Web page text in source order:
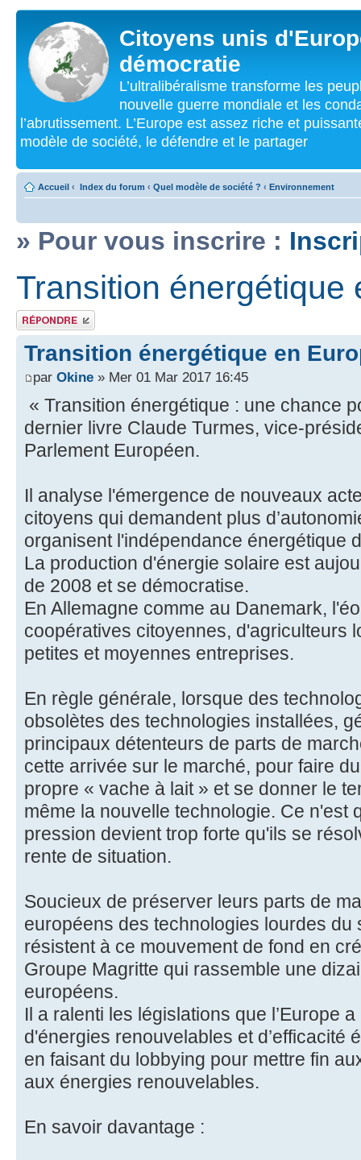
Citoyens unis
démocratie
L’ultralibéralisme transforme les
nouvelle guerre mondiale et les
l’abrutissement. L’Europe est assez riche et
modèle de société, le défendre et le partager
Accueil ‹ Index du forum ‹ Quel modèle de société ? ‹ Environnement
» Pour vous inscrire :
Transition énergétique
Répondre
Transition énergétique en
par Okine » Mer 01 Mar 2017 16:45
« Transition énergétique : une chance
dernier livre Claude Turmes, vice-
Parlement Européen.
Il analyse l'émergence de nouveaux
citoyens qui demandent plus
organisent l'indépendance énergétique
La production d'énergie solaire est
de 2008 et se démocratise.
En Allemagne comme au Danemark,
coopératives citoyennes, d'agriculteurs
petites et moyennes entreprises.
En règle générale, lorsque des
obsolètes des technologies installées,
principaux détenteurs de parts de
cette arrivée sur le marché, pour faire
propre « vache à lait » et se donner le
même la nouvelle technologie. Ce n'est
pression devient trop forte qu'ils se
rente de situation.
Soucieux de préserver leurs parts de
européens des technologies lourdes du
résistent à ce mouvement de fond en
Groupe Magritte qui rassemble une
européens.
Il a ralenti les législations que l’Europe
d'énergies renouvelables et d’efficacité
en faisant du lobbying pour mettre fin
aux énergies renouvelables.
En savoir davantage :